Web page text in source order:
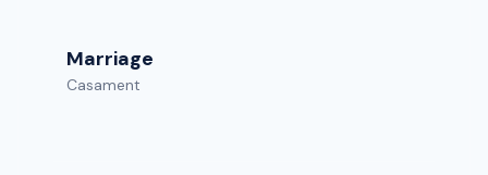
Marriage
Casament